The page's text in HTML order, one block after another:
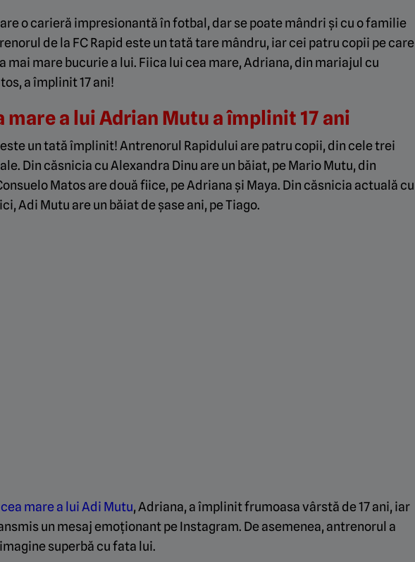
o carieră impresionantă în fotbal, dar se poate mândri și cu o familie
de la FC Rapid este un tată tare mândru, iar cei patru copii pe care
mai mare bucurie a lui. Fiica lui cea mare, Adriana, din mariajul cu
a împlinit 17 ani!
mare a lui Adrian Mutu a împlinit 17 ani
este un tată împlinit! Antrenorul Rapidului are patru copii, din cele trei
Din căsnicia cu Alexandra Dinu are un băiat, pe Mario Mutu, din
Matos are două fiice, pe Adriana și Maya. Din căsnicia actuală cu
Adi Mutu are un băiat de șase ani, pe Tiago.
mare a lui Adi Mutu, Adriana, a împlinit frumoasa vârstă de 17 ani, iar
un mesaj emoționant pe Instagram. De asemenea, antrenorul a
superbă cu fata lui.